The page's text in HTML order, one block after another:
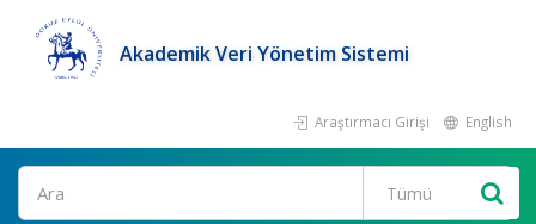
Akademik Veri Yönetim Sistemi
Araştırmacı Girişi English
Ara